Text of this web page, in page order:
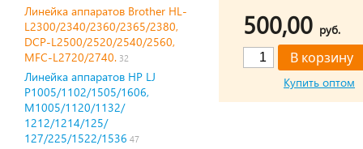
Линейка аппаратов Brother HL-
L2300/2340/2360/2365/2380,
DCP-L2500/2520/2540/2560,
MFC-L2720/2740. 32
Линейка аппаратов HP LJ
P1005/1102/1505/1606,
M1005/1120/1132/
1212/1214/125/
127/225/1522/1536 47
500,00 руб.
Купить оптом